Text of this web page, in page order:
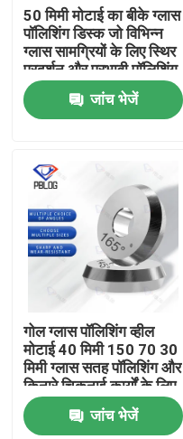
होम
उत्पाद
हमारे बारे में
फैक्टरी यात्रा
गुणवत्ता नियंत्रण
50 मिमी मोटाई का बीके ग्लास
पॉलिशिंग डिस्क जो विभिन्न
ग्लास सामग्रियों के लिए स्थिर
प्रदर्शन और प्रभावी पॉलिशिंग
प्रदान करता है
जांच भेजें
गोल ग्लास पॉलिशिंग व्हील
मोटाई 40 मिमी 150 70 30
मिमी ग्लास सतह पॉलिशिंग और
किनारे चिकनाई कार्यों के लिए
टिकाऊ उपकरण
जांच भेजें